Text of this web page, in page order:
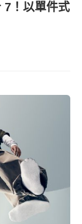
！以單件式